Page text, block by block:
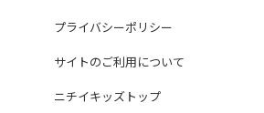
プライバシーポリシー
サイトのご利用について
ニチイキッズトップ